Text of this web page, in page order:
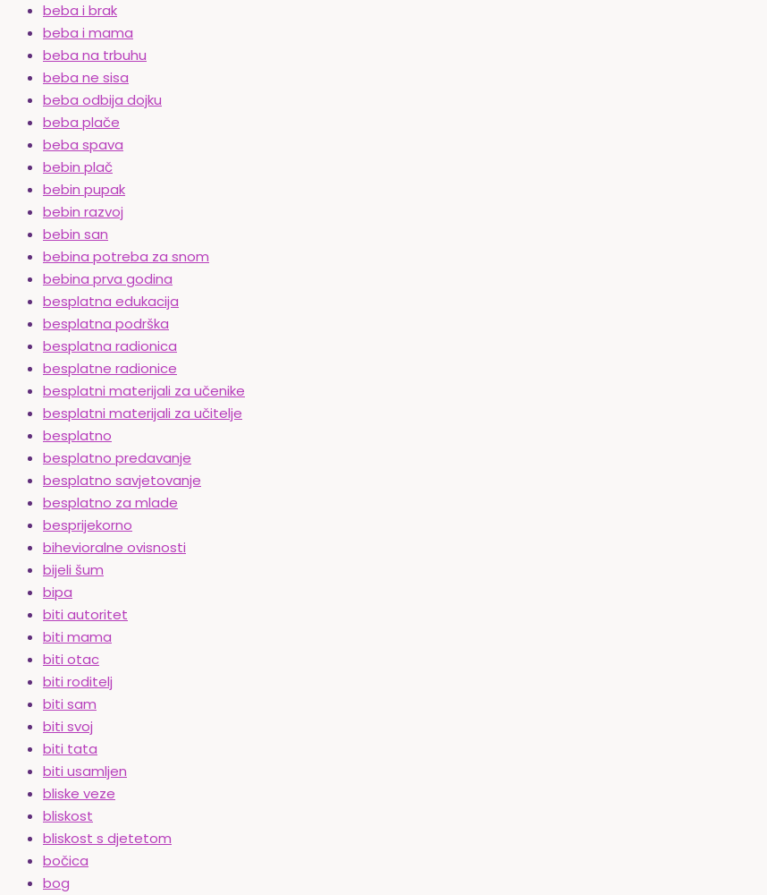
beba i brak
beba i mama
beba na trbuhu
beba ne sisa
beba odbija dojku
beba plače
beba spava
bebin plač
bebin pupak
bebin razvoj
bebin san
bebina potreba za snom
bebina prva godina
besplatna edukacija
besplatna podrška
besplatna radionica
besplatne radionice
besplatni materijali za učenike
besplatni materijali za učitelje
besplatno
besplatno predavanje
besplatno savjetovanje
besplatno za mlade
besprijekorno
bihevioralne ovisnosti
bijeli šum
bipa
biti autoritet
biti mama
biti otac
biti roditelj
biti sam
biti svoj
biti tata
biti usamljen
bliske veze
bliskost
bliskost s djetetom
bočica
bog